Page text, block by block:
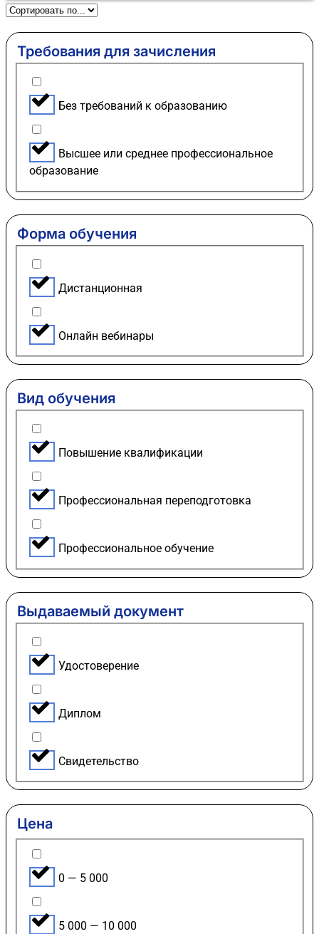
Требования для зачисления
Без требований к образованию
Высшее или среднее профессиональное
образование
Форма обучения
Дистанционная
Онлайн вебинары
Вид обучения
Повышение квалификации
Профессиональная переподготовка
Профессиональное обучение
Выдаваемый документ
Удостоверение
Диплом
Свидетельство
Цена
0 — 5 000
5 000 — 10 000